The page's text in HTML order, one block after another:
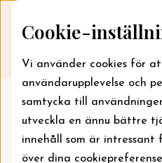
Cookie-
Vi använder cookies för
användarupplevelse och
samtycka till
utveckla en ännu bättre
innehåll som är intressant
över dina
Skip to content
Här kan du läsa om vad